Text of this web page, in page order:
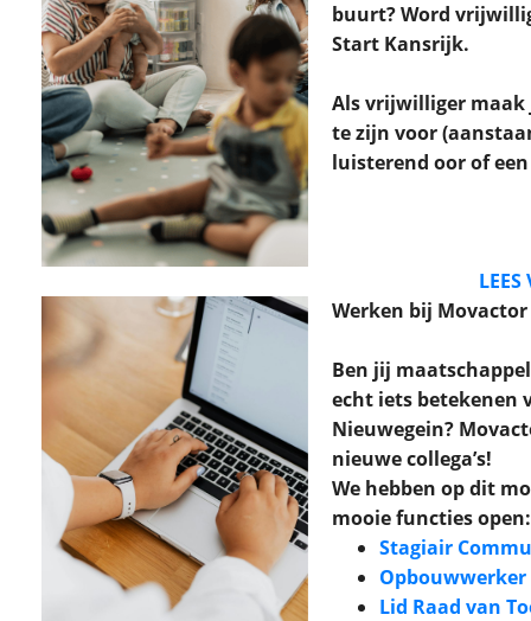
buurt? Word
Start Kansrijk.
Als vrijwilliger
te zijn voor
luisterend oor of
LEES
Werken bij Movactor
Ben jij
echt iets betekenen
Nieuwegein?
nieuwe collega’s!
We hebben op dit
mooie functies open:
Stagiair
Opbouwwerker
Lid Raad van